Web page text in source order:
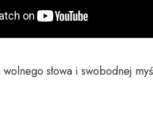
wolnego słowa i swobodnej